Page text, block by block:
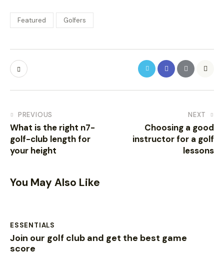
Featured Golfers
PREVIOUS
What is the right n7-
golf-club length for
your height
NEXT
Choosing a good
instructor for a golf
lessons
You May Also Like
ESSENTIALS
Join our golf club and get the best game
score